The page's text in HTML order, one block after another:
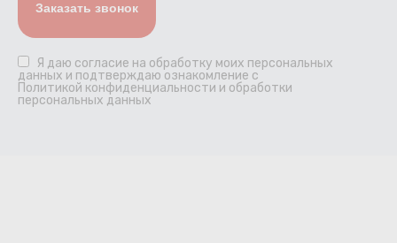
Я даю согласие на обработку моих персональных
данных и подтверждаю ознакомление с
Политикой конфиденциальности и обработки
персональных данных